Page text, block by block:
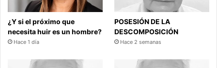
¿Y si el próximo que
necesita huir es un hombre?
Hace 1 día
POSESIÓN DE LA
DESCOMPOSICIÓN
Hace 2 semanas